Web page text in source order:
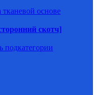
основе
скотч]
подкатегории